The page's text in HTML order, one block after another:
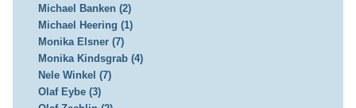
Michael Banken (2)
Michael Heering (1)
Monika Elsner (7)
Monika Kindsgrab (4)
Nele Winkel (7)
Olaf Eybe (3)